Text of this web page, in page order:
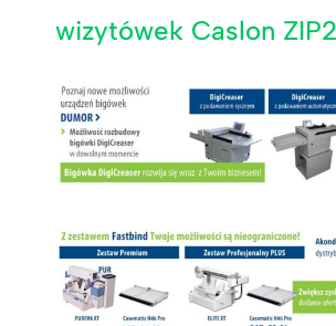
wizytówek Caslon